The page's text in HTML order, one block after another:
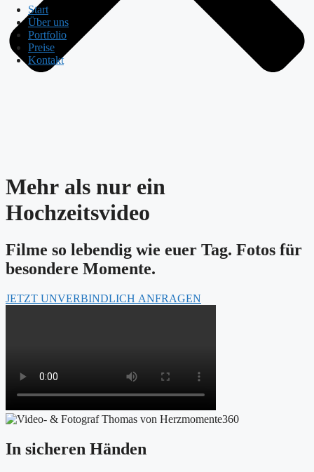
Start
Über uns
Portfolio
Preise
Kontakt
Mehr als nur ein
Hochzeitsvideo
Filme so lebendig wie euer Tag. Fotos für
besondere Momente.
JETZT UNVERBINDLICH ANFRAGEN
In sicheren Händen